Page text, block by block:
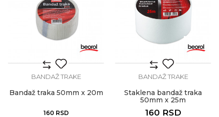
BANDAŽ TRAKE
Bandaž traka 50mm x 20m
160 RSD
BANDAŽ TRAKE
Staklena bandaž traka
50mm x 25m
160 RSD